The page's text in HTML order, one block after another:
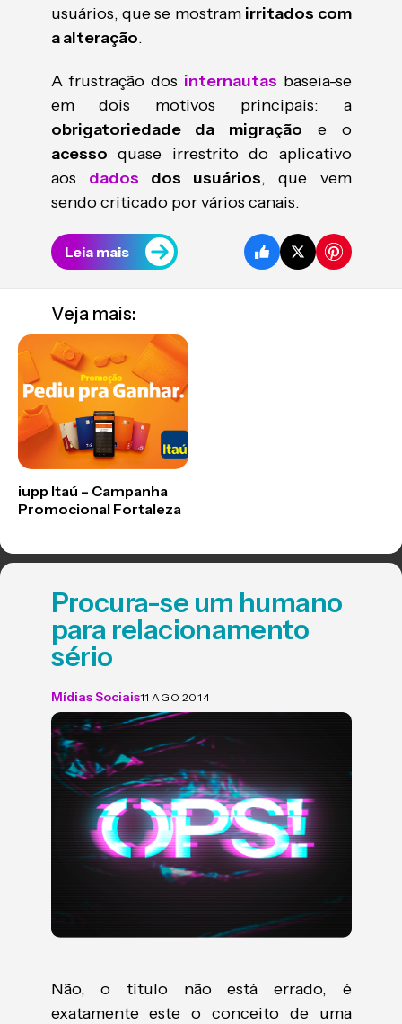
usuários, que se mostram irritados com
a alteração.
A frustração dos internautas baseia-se
em dois motivos principais: a
obrigatoriedade da migração e o
acesso quase irrestrito do aplicativo
aos dados dos usuários, que vem
sendo criticado por vários canais.
Leia mais
Veja mais:
iupp Itaú – Campanha
Promocional Fortaleza
Procura-se um humano
para relacionamento
sério
Mídias Sociais11 AGO 2014
Não, o título não está errado, é
exatamente este o conceito de uma